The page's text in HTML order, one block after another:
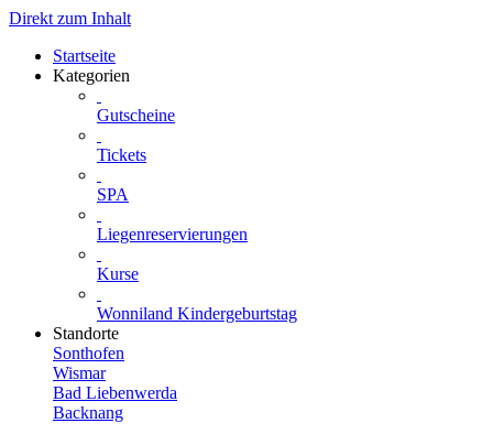
Direkt zum Inhalt
Startseite
Kategorien
Gutscheine
Tickets
SPA
Liegenreservierungen
Kurse
Wonniland Kindergeburtstag
Standorte
Sonthofen
Wismar
Bad Liebenwerda
Backnang